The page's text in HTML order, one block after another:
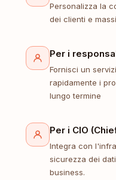
Personalizza la
dei clienti e
Per i
Fornisci un
rapidamente i
lungo termine
Per i CIO
Integra con
sicurezza dei
business.